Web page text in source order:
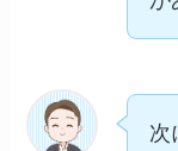
次